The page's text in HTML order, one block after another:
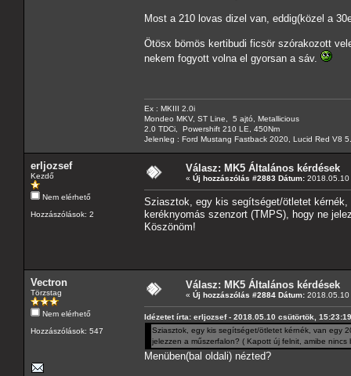
Most a 210 lovas dizel van, eddig(közel a
Ötösx bömös kertibudi ficsör szórakozott
nekem fogyott volna el gyorsan a sáv.
Ex : MKIII 2.0i
Mondeo MKV, ST Line, 5 ajtó, Metallicious
2.0 TDCi, Powershift 210 LE, 450Nm
Jelenleg : Ford Mustang Fastback 2020, Lucid Red V8
erljozsef
Kezdő
Nem elérhető
Hozzászólások: 2
Válasz: MK5 Általános kérdések
« Új hozzászólás #2883 Dátum: 2018.05.10
Sziasztok, egy kis segítséget/ötletet
keréknyomás szenzort (TMPS), hogy ne
Köszönöm!
Vectron
Törzstag
Nem elérhető
Hozzászólások: 547
Válasz: MK5 Általános kérdések
« Új hozzászólás #2884 Dátum: 2018.05.10
Idézetet írta: erljozsef - 2018.05.10 csütörtök, 15:23:19
Sziasztok, egy kis segítséget/ötletet kérnék, van egy
jelezzen a műszerfalon? ( Kapott új felnit, amibe
Menüben(bal oldali) nézted?